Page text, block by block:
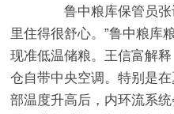
鲁中粮库保管员张
里住得很舒心。”鲁中粮库
现准低温储粮。王信富解
仓自带中央空调。特别是
部温度升高后，内环流系